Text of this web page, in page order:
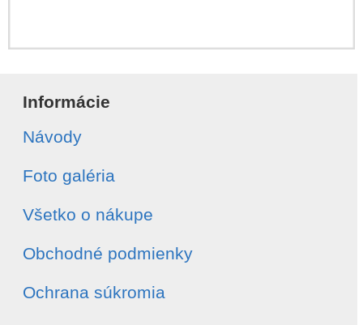
Informácie
Návody
Foto galéria
Všetko o nákupe
Obchodné podmienky
Ochrana súkromia